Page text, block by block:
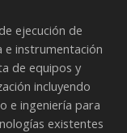
ejecución de
e instrumentación
de equipos y
incluyendo
e ingeniería para
existentes